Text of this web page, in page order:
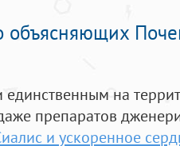
объясняющих
на
препаратов
и ускоренное